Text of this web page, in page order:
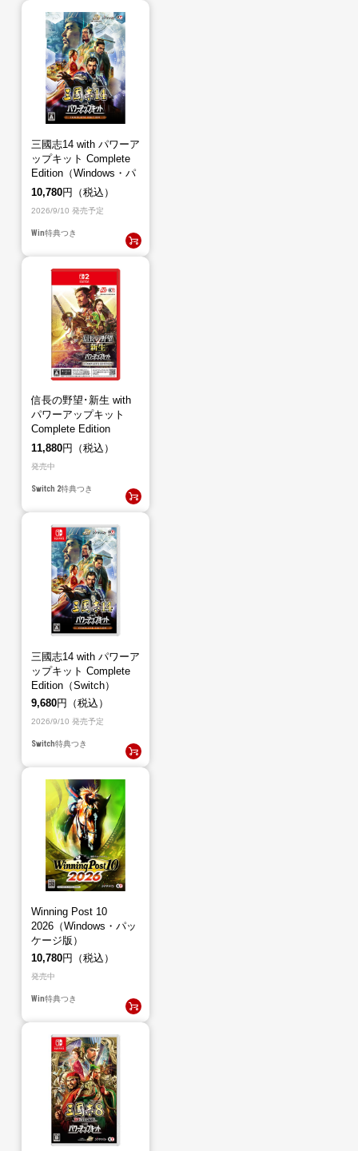
三國志14 with パワーア
ップキット Complete
Edition（Windows・パ
ッケージ版）
10,780円（税込）
2026/9/10 発売予定
Win特典つき
信長の野望･新生 with
パワーアップキット
Complete Edition
（Switch2）
11,880円（税込）
発売中
Switch 2特典つき
三國志14 with パワーア
ップキット Complete
Edition（Switch）
9,680円（税込）
2026/9/10 発売予定
Switch特典つき
Winning Post 10
2026（Windows・パッ
ケージ版）
10,780円（税込）
発売中
Win特典つき